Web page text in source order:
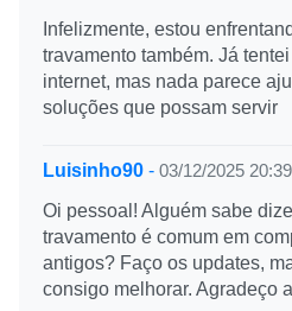
Infelizmente, estou
travamento também. Já
internet, mas nada parece
soluções que possam servir
Luisinho90 - 03/12/2025 20:39
Oi pessoal! Alguém sabe
travamento é comum em
antigos? Faço os updates,
consigo melhorar. Agradeço